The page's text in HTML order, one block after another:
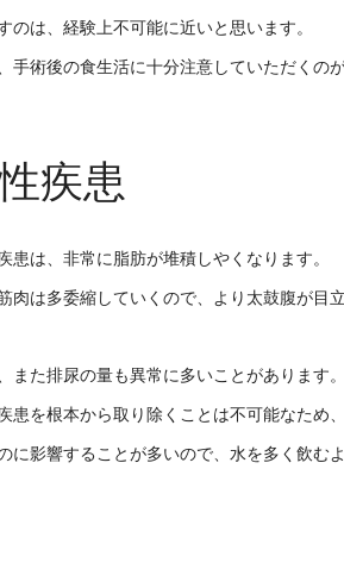
は、経験上不可能に近いと思います。
術後の食生活に十分注意していただくの
疾患
は、非常に脂肪が堆積しやくなります。
は多委縮していくので、より太鼓腹が目
た排尿の量も異常に多いことがあります。
を根本から取り除くことは不可能なた
影響することが多いので、水を多く飲む